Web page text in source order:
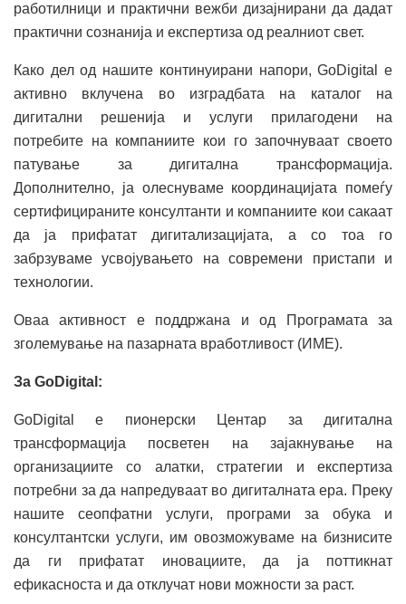
работилници и практични вежби дизајнирани да дадат
практични сознанија и експертиза од реалниот свет.
Како дел од нашите континуирани напори, GoDigital е
активно вклучена во изградбата на каталог на
дигитални решенија и услуги прилагодени на
потребите на компаниите кои го започнуваат своето
патување за дигитална трансформација.
Дополнително, ја олеснуваме координацијата помеѓу
сертифицираните консултанти и компаниите кои сакаат
да ја прифатат дигитализацијата, а со тоа го
забрзуваме усвојувањето на современи пристапи и
технологии.
Оваа активност е поддржана и од Програмата за
зголемување на пазарната вработливост (ИМЕ).
За GoDigital:
GoDigital е пионерски Центар за дигитална
трансформација посветен на зајакнување на
организациите со алатки, стратегии и експертиза
потребни за да напредуваат во дигиталната ера. Преку
нашите сеопфатни услуги, програми за обука и
консултантски услуги, им овозможуваме на бизнисите
да ги прифатат иновациите, да ја поттикнат
ефикасноста и да отклучат нови можности за раст.